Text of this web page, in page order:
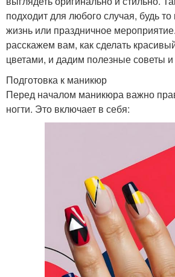
подходит для любого случая, будь
жизнь или праздничное
расскажем вам, как сделать
цветами, и дадим полезные советы
Подготовка к маникюр
Перед началом маникюра важно
ногти. Это включает в себя: